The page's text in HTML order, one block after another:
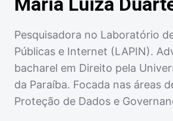
Pesquisadora no Laboratório
Públicas e Internet (LAPIN).
bacharel em Direito pela
da Paraíba. Focada nas áreas
Proteção de Dados e